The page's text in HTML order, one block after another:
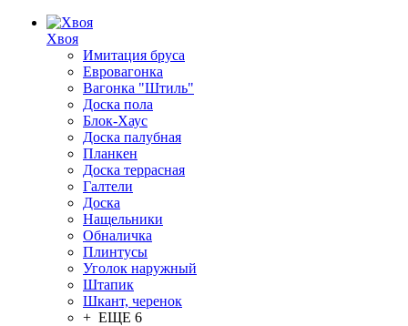
Хвоя
Имитация бруса
Евровагонка
Вагонка "Штиль"
Доска пола
Блок-Хаус
Доска палубная
Планкен
Доска террасная
Галтели
Доска
Нащельники
Обналичка
Плинтусы
Уголок наружный
Штапик
Шкант, черенок
+ ЕЩЕ 6